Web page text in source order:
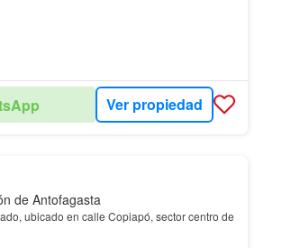
Ver propiedad
de Antofagasta
ubicado en calle Copiapó, sector centro de